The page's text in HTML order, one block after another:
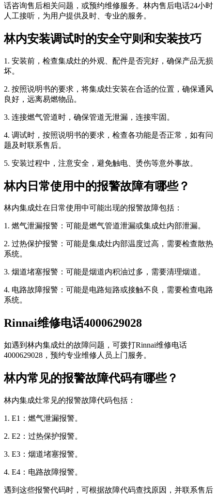
话咨询售后相关问题，或预约维修服务。林内售后电话24小时
人工接听，为用户提供及时、专业的服务。
林内安装调试时的安全守则和安装技巧
1. 安装前，检查集成灶的外观、配件是否完好，确保产品无损
坏。
2. 按照说明书的要求，将集成灶安装在合适的位置，确保通风
良好，远离易燃物品。
3. 连接燃气管道时，确保管道无泄漏，连接牢固。
4. 调试时，按照说明书的要求，检查各功能是否正常，如有问
题及时联系售后。
5. 安装过程中，注意安全，避免触电、烫伤等意外事故。
林内日常使用中的报警故障有哪些？
林内集成灶在日常使用中可能出现的报警故障包括：
1. 燃气泄漏报警：可能是燃气管道泄漏或集成灶内部泄漏。
2. 过热保护报警：可能是集成灶内部温度过高，需要检查散热
系统。
3. 烟道堵塞报警：可能是烟道内积油过多，需要清理烟道。
4. 电路故障报警：可能是电路短路或接触不良，需要检查电路
系统。
Rinnai维修电话4000629028
如遇到林内集成灶的故障问题，可拨打Rinnai维修电话
4000629028，预约专业维修人员上门服务。
林内常见的报警故障代码有哪些？
林内集成灶常见的报警故障代码包括：
1. E1：燃气泄漏报警。
2. E2：过热保护报警。
3. E3：烟道堵塞报警。
4. E4：电路故障报警。
遇到这些报警代码时，可根据故障代码查找原因，并联系售后